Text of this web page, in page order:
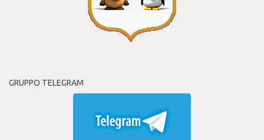
GRUPPO TELEGRAM